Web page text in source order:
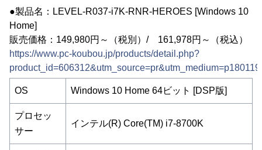
●製品名：LEVEL-R037-i7K-RNR-HEROES [Windows 10
Home]
販売価格：149,980円～（税別）/ 161,978円～（税込）
https://www.pc-koubou.jp/products/detail.php?
OS Windows 10 Home 64ビット [DSP版]
プロセッ
サー
インテル(R) Core(TM) i7-8700K